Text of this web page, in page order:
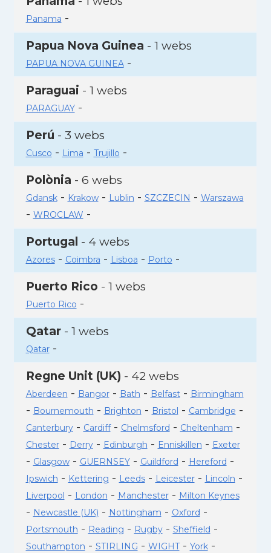
Panama -
Papua Nova Guinea - 1 webs
PAPUA NOVA GUINEA-
Paraguai - 1 webs
PARAGUAY-
Perú - 3 webs
Cusco - Lima - Trujillo -
Polònia - 6 webs
Gdansk- Krakow- Lublin - SZCZECIN - Warszawa
- WROCLAW -
Portugal - 4 webs
Azores- Coimbra - Lisboa - Porto -
Puerto Rico - 1 webs
Puerto Rico -
Qatar- 1 webs
Qatar-
Regne Unit (UK) - 42 webs
Aberdeen - Bangor- Bath - Belfast- Birmingham
- Bournemouth - Brighton - Bristol - Cambridge -
Canterbury- Cardiff- Chelmsford - Cheltenham -
Chester- Derry- Edinburgh - Enniskillen - Exeter
- Glasgow- GUERNSEY- Guildford - Hereford -
Ipswich - Kettering - Leeds- Leicester- Lincoln -
Liverpool - London - Manchester- Milton Keynes
- Newcastle (UK) - Nottingham - Oxford -
Portsmouth - Reading - Rugby- Sheffield -
Southampton - STIRLING - WIGHT- York-